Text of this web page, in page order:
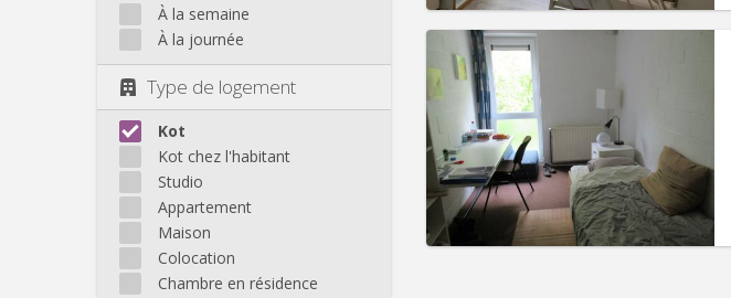
À la semaine
À la journée
Type de logement
Kot
Kot chez l'habitant
Studio
Appartement
Maison
Colocation
Chambre en résidence
Infos Pratiques
Loyer:420 €
Charges:80 €
Durée:12 mois
Domiciliation: Non